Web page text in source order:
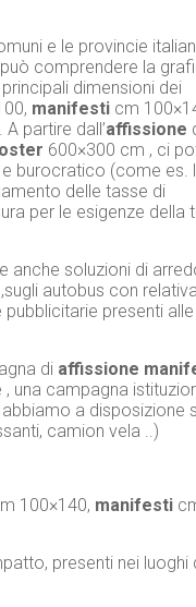
e le provincie
comprendere la
dimensioni dei
manifesti cm
A partire dall’affissione
600×300 cm , ci
burocratico (come es.
delle tasse di
per le esigenze della
anche soluzioni di
autobus con relativa
presenti alle
di affissione
una campagna
a disposizione
camion vela ..)
100×140, manifesti
presenti nei luoghi